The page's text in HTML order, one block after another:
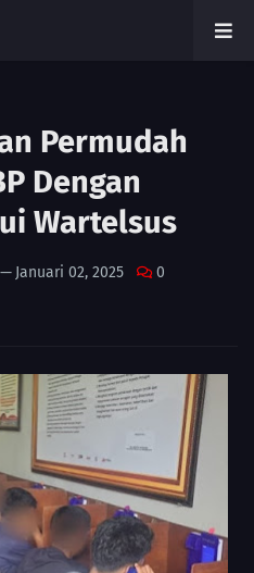
Permudah
Dengan
Wartelsus
— Januari 02, 2025 0